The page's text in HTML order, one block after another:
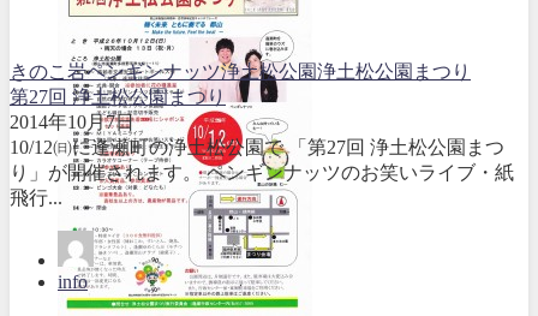
きのこ岩ペンギンナッツ浄土松公園浄土松公園まつり
第27回 浄土松公園まつり
2014年10月7日
10/12㈰に逢瀬町の浄土松公園で 「第27回 浄土松公園まつ
り」が開催されます。 ペンギンナッツのお笑いライブ・紙
飛行...
info